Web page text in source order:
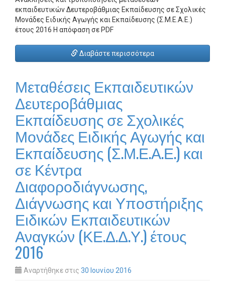
εκπαιδευτικών Δευτεροβάθμιας Εκπαίδευσης σε Σχολικές
Μονάδες Ειδικής Αγωγής και Εκπαίδευσης (Σ.Μ.Ε.Α.Ε.)
έτους 2016 Η απόφαση σε PDF
Διαβάστε περισσότερα
Μεταθέσεις Εκπαιδευτικών
Δευτεροβάθμιας
Εκπαίδευσης σε Σχολικές
Μονάδες Ειδικής Αγωγής και
Εκπαίδευσης (Σ.Μ.Ε.Α.Ε.) και
σε Κέντρα
Διαφοροδιάγνωσης,
Διάγνωσης και Υποστήριξης
Ειδικών Εκπαιδευτικών
Αναγκών (ΚΕ.Δ.Δ.Υ.) έτους
2016
Αναρτήθηκε στις 30 Ιουνίου 2016